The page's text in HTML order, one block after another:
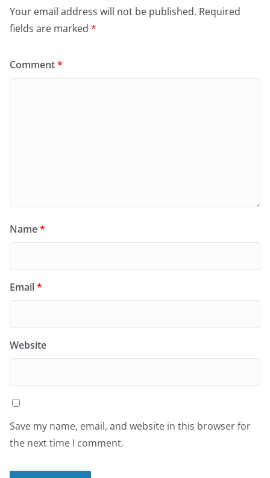
Your email address will not be published. Required
fields are marked *
Comment*
Name*
Email*
Website
Save my name, email, and website in this browser for
the next time I comment.